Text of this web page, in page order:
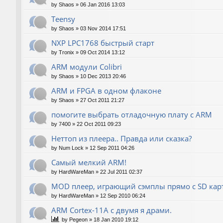
by Shaos » 06 Jan 2016 13:03
Teensy
by Shaos » 03 Nov 2014 17:51
NXP LPC1768 быстрый старт
by Tronix » 09 Oct 2014 13:12
ARM модули Colibri
by Shaos » 10 Dec 2013 20:46
ARM и FPGA в одном флаконе
by Shaos » 27 Oct 2011 21:27
помогите выбрать отладочную плату с ARM
by 7400 » 22 Oct 2011 09:23
Неттоп из плеера.. Правда или сказка?
by Num Lock » 12 Sep 2011 04:26
Самый мелкий ARM!
by HardWareMan » 22 Jul 2011 02:37
MOD плеер, играющий сэмплы прямо с SD
by HardWareMan » 12 Sep 2010 06:24
ARM Cortex-11A с двумя я драми.
by Pegeon » 18 Jan 2010 19:12